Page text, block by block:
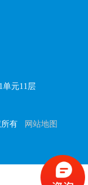
单元11层
所有
网站地图